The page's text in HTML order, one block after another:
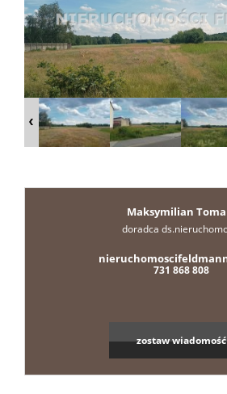
Maksymilian
doradca
731 868 808
zostaw wiadomość